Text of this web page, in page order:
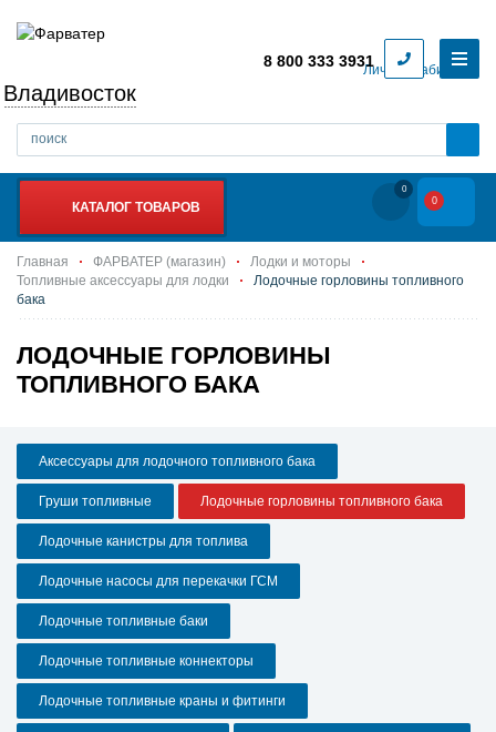
Личный кабинет
Владивосток
8 800 333 3931
КАТАЛОГ ТОВАРОВ
0
0
Главная ФАРВАТЕР (магазин)
Лодки и моторы
Топливные аксессуары для лодки
Лодочные горловины топливного
бака
ЛОДОЧНЫЕ ГОРЛОВИНЫ
ТОПЛИВНОГО БАКА
Аксессуары для лодочного топливного бака
Груши топливные Лодочные горловины топливного бака
Лодочные канистры для топлива
Лодочные насосы для перекачки ГСМ
Лодочные топливные баки
Лодочные топливные коннекторы
Лодочные топливные краны и фитинги